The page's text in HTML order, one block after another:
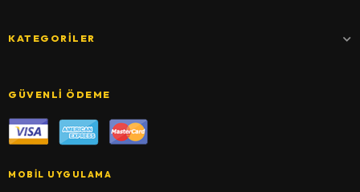
KATEGORILER
GÜVENLI ÖDEME
MOBIL UYGULAMA